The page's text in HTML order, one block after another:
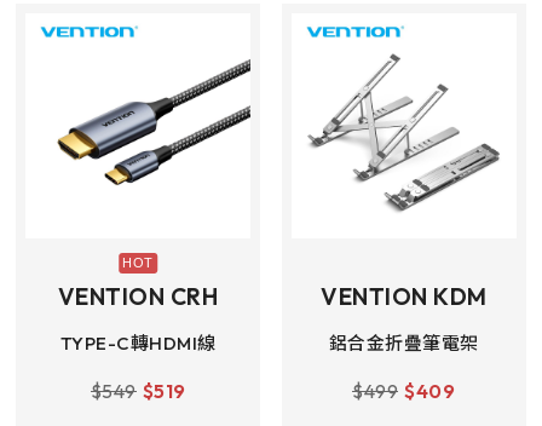
VENTION CRH
TYPE-C轉HDMI線
$549 $519
VENTION KDM
鋁合金折疊筆電架
$499 $409